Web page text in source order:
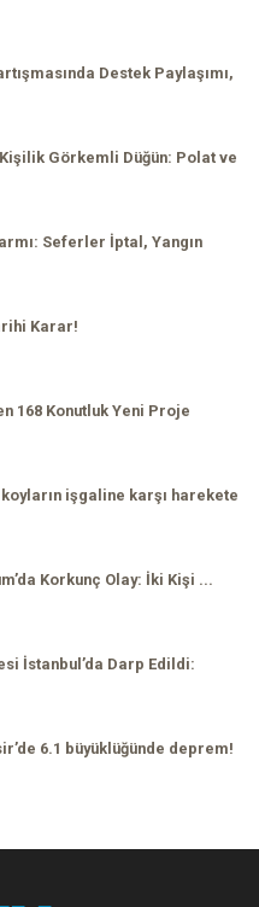
Destek Paylaşımı,
Görkemli Düğün: Polat ve
Seferler İptal, Yangın
Karar!
168 Konutluk Yeni Proje
işgaline karşı harekete
Korkunç Olay: İki Kişi ...
İstanbul’da Darp Edildi:
6.1 büyüklüğünde deprem!